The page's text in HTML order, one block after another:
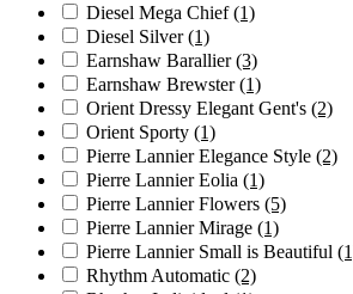
Diesel Mega Chief(1)
Diesel Silver(1)
Earnshaw Barallier(3)
Earnshaw Brewster(1)
Orient Dressy Elegant Gent's (2)
Orient Sporty (1)
Pierre Lannier Elegance Style (2)
Pierre Lannier Eolia (1)
Pierre Lannier Flowers (5)
Pierre Lannier Mirage (1)
Pierre Lannier Small is Beautiful
Rhythm Automatic (2)